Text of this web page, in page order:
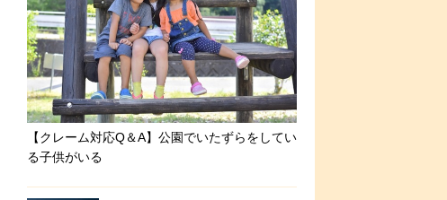
【クレーム対応Q＆A】公園でいたずらをしてい
る子供がいる